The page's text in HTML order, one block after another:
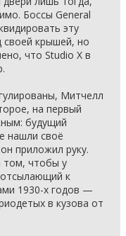
Боссы General
эту
своей крышей, но
что Studio X в
Митчелл
на первый
будущий
нашли своё
приложил руку.
том, чтобы у
отсылающий к
1930-х годов —
в кузова от